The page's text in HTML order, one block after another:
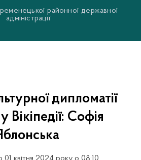
районної державної
адміністрації
дипломатії
Вікіпедії: Софія